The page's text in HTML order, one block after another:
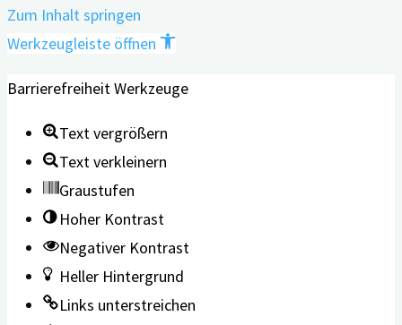
Zum Inhalt springen
Werkzeugleiste öffnen
Barrierefreiheit Werkzeuge
Text vergrößern
Text verkleinern
Graustufen
Hoher Kontrast
Negativer Kontrast
Heller Hintergrund
Links unterstreichen